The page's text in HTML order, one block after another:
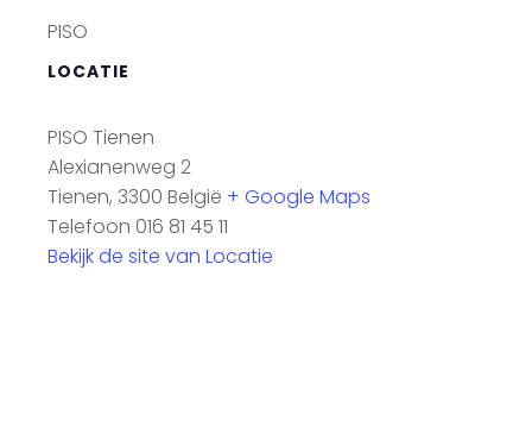
PISO
LOCATIE
PISO Tienen
Alexianenweg 2
Tienen, 3300 België + Google Maps
Telefoon 016 81 45 11
Bekijk de site van Locatie